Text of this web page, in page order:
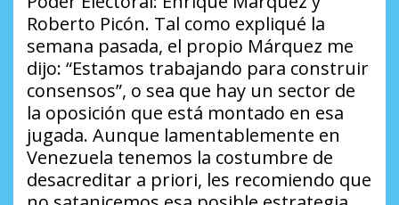
Roberto Picón. Tal como expliqué la
semana pasada, el propio Márquez me
dijo: “Estamos trabajando para construir
consensos”, o sea que hay un sector de
la oposición que está montado en esa
jugada. Aunque lamentablemente en
Venezuela tenemos la costumbre de
desacreditar a priori, les recomiendo que